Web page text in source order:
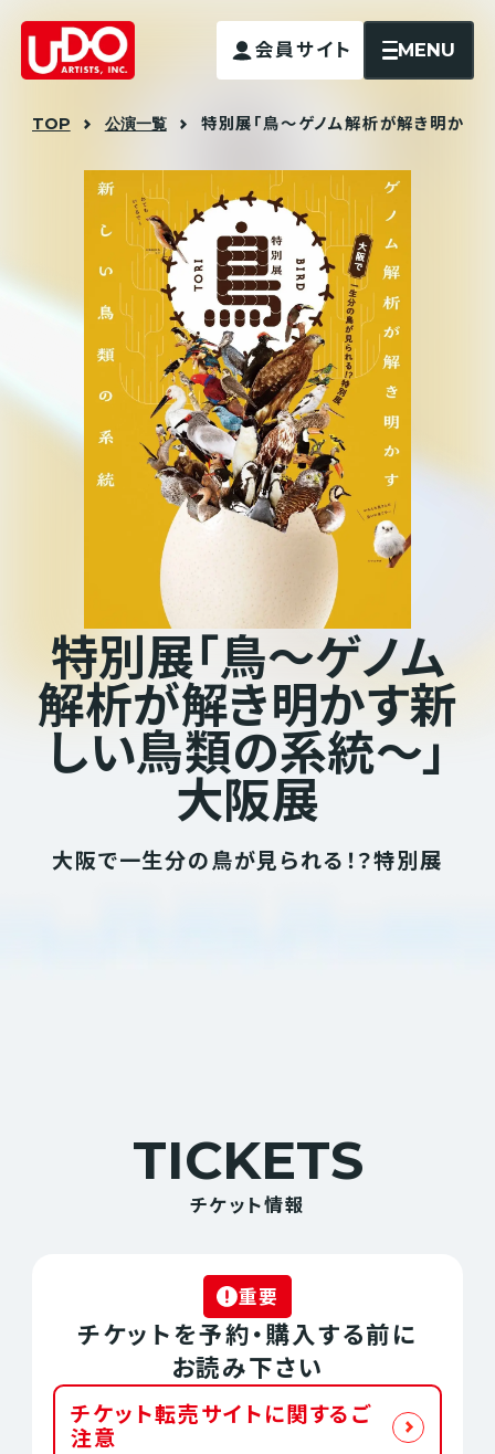
会員サイト MENU
TOP 公演一覧 特別展「鳥〜ゲノム解析が解き明かす
特別展「鳥〜ゲノム
解析が解き明かす新
しい鳥類の系統〜」
大阪展
大阪で一生分の鳥が見られる！？特別展
TICKETS
チケット情報
重要
チケットを予約・購入する前に
お読み下さい
チケット転売サイトに関するご
注意